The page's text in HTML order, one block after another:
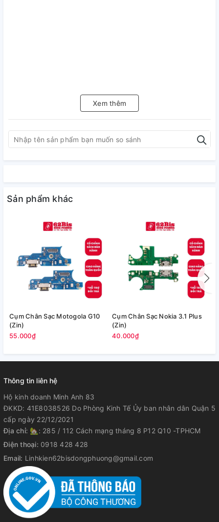
Xem thêm
Sản phẩm khác
Cụm Chân Sạc Motogola G10
(Zin)
55.000₫
Cụm Chân Sạc Nokia 3.1 Plus
(Zin)
40.000₫
Thông tin liên hệ
Hộ kinh doanh Minh Anh 83
ĐKKD: 41E8038526 Do Phòng Kinh Tế Ủy ban nhân dân Quận 5
cấp ngày 22/12/2021
Địa chỉ: 🏡: 285 / 112 Cách mạng tháng 8 P12 Q10 -TPHCM
Điện thoại: 0918 428 428
Email: Linhkien62bisdongphuong@gmail.com